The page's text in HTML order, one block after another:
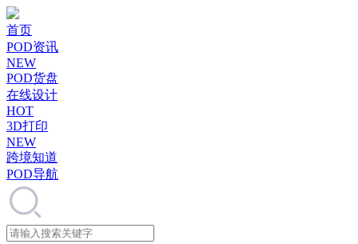
首页
POD资讯
NEW
POD货盘
在线设计
HOT
3D打印
NEW
跨境知道
POD导航